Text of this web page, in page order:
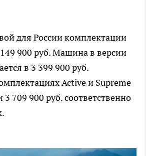
для России комплектации
900 руб. Машина в версии
в 3 399 900 руб.
Active и Supreme
3 709 900 руб. соответственно